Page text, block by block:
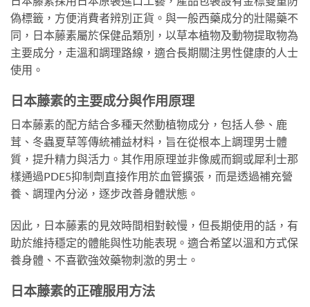
偽標籤，方便消費者辨別正貨。與一般西藥成分的壯陽藥不
同，日本藤素屬於保健品類別，以草本植物及動物提取物為
主要成分，走溫和調理路線，適合長期關注男性健康的人士
使用。
日本藤素的主要成分與作用原理
日本藤素的配方結合多種天然動植物成分，包括人參、鹿
茸、冬蟲夏草等傳統補益材料，旨在從根本上調理男士體
質，提升精力與活力。其作用原理並非像威而鋼或犀利士那
樣通過PDE5抑制劑直接作用於血管擴張，而是透過補充營
養、調理內分泌，逐步改善身體狀態。
因此，日本藤素的見效時間相對較慢，但長期使用的話，有
助於維持穩定的體能與性功能表現。適合希望以溫和方式保
養身體、不喜歡強效藥物刺激的男士。
日本藤素的正確服用方法